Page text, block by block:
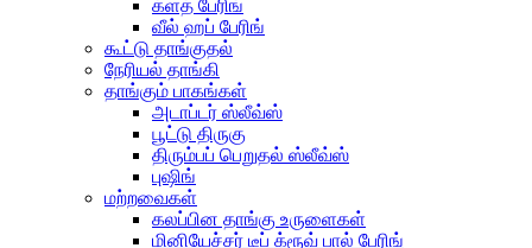
க்ளத் பேரிங்
வீல் ஹப் பேரிங்
கூட்டு தாங்குதல்
நேரியல் தாங்கி
தாங்கும் பாகங்கள்
அடாப்டர் ஸ்லீவ்ஸ்
பூட்டு திருகு
திரும்பப் பெறுதல் ஸ்லீவ்ஸ்
புஷிங்
மற்றவைகள்
கலப்பின தாங்கு உருளைகள்
மினியேச்சர் டீப் க்ரூவ் பால் பேரிங்